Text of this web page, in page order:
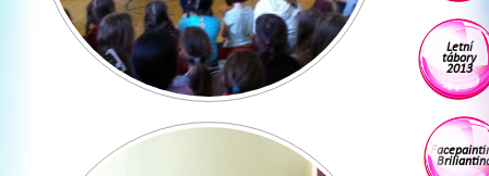
Letní
tábory
2013